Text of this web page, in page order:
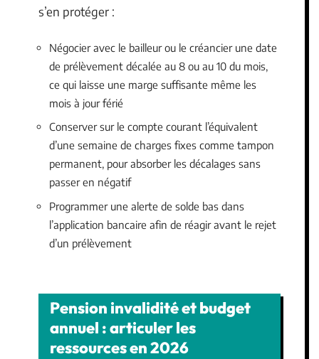
s’en protéger :
Négocier avec le bailleur ou le créancier une date
de prélèvement décalée au 8 ou au 10 du mois,
ce qui laisse une marge suffisante même les
mois à jour férié
Conserver sur le compte courant l’équivalent
d’une semaine de charges fixes comme tampon
permanent, pour absorber les décalages sans
passer en négatif
Programmer une alerte de solde bas dans
l’application bancaire afin de réagir avant le rejet
d’un prélèvement
Pension invalidité et budget
annuel : articuler les
ressources en 2026